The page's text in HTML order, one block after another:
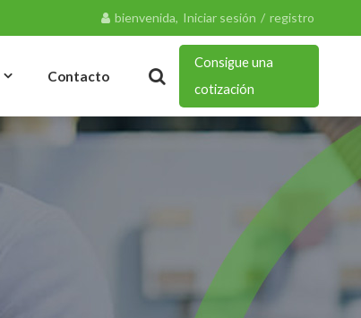
bienvenida, Iniciar sesión / registro
Contacto
Consigue una
cotización